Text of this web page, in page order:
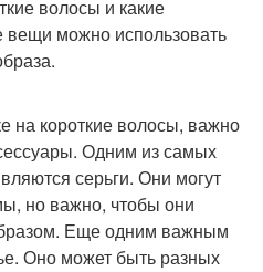
волосы и какие
вещи можно использовать
на короткие волосы, важно
Одним из самых
серьги. Они могут
но важно, чтобы они
Еще одним важным
Оно может быть разных